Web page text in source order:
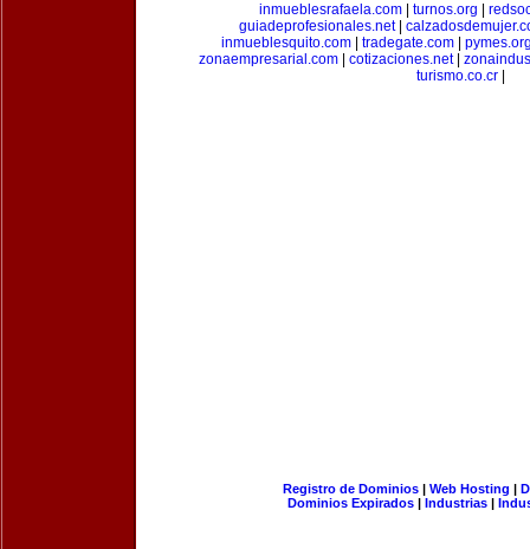
inmueblesrafaela.com
turnos.org
guiadeprofesionales.net|
inmueblesquito.com
tradegate.com
zonaempresarial.com| cotizaciones.net|
turismo.co.cr|
Registro de Dominios| Web Hosting |
Dominios Expirados | Industrias |